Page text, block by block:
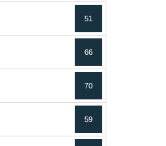
51
66
70
59